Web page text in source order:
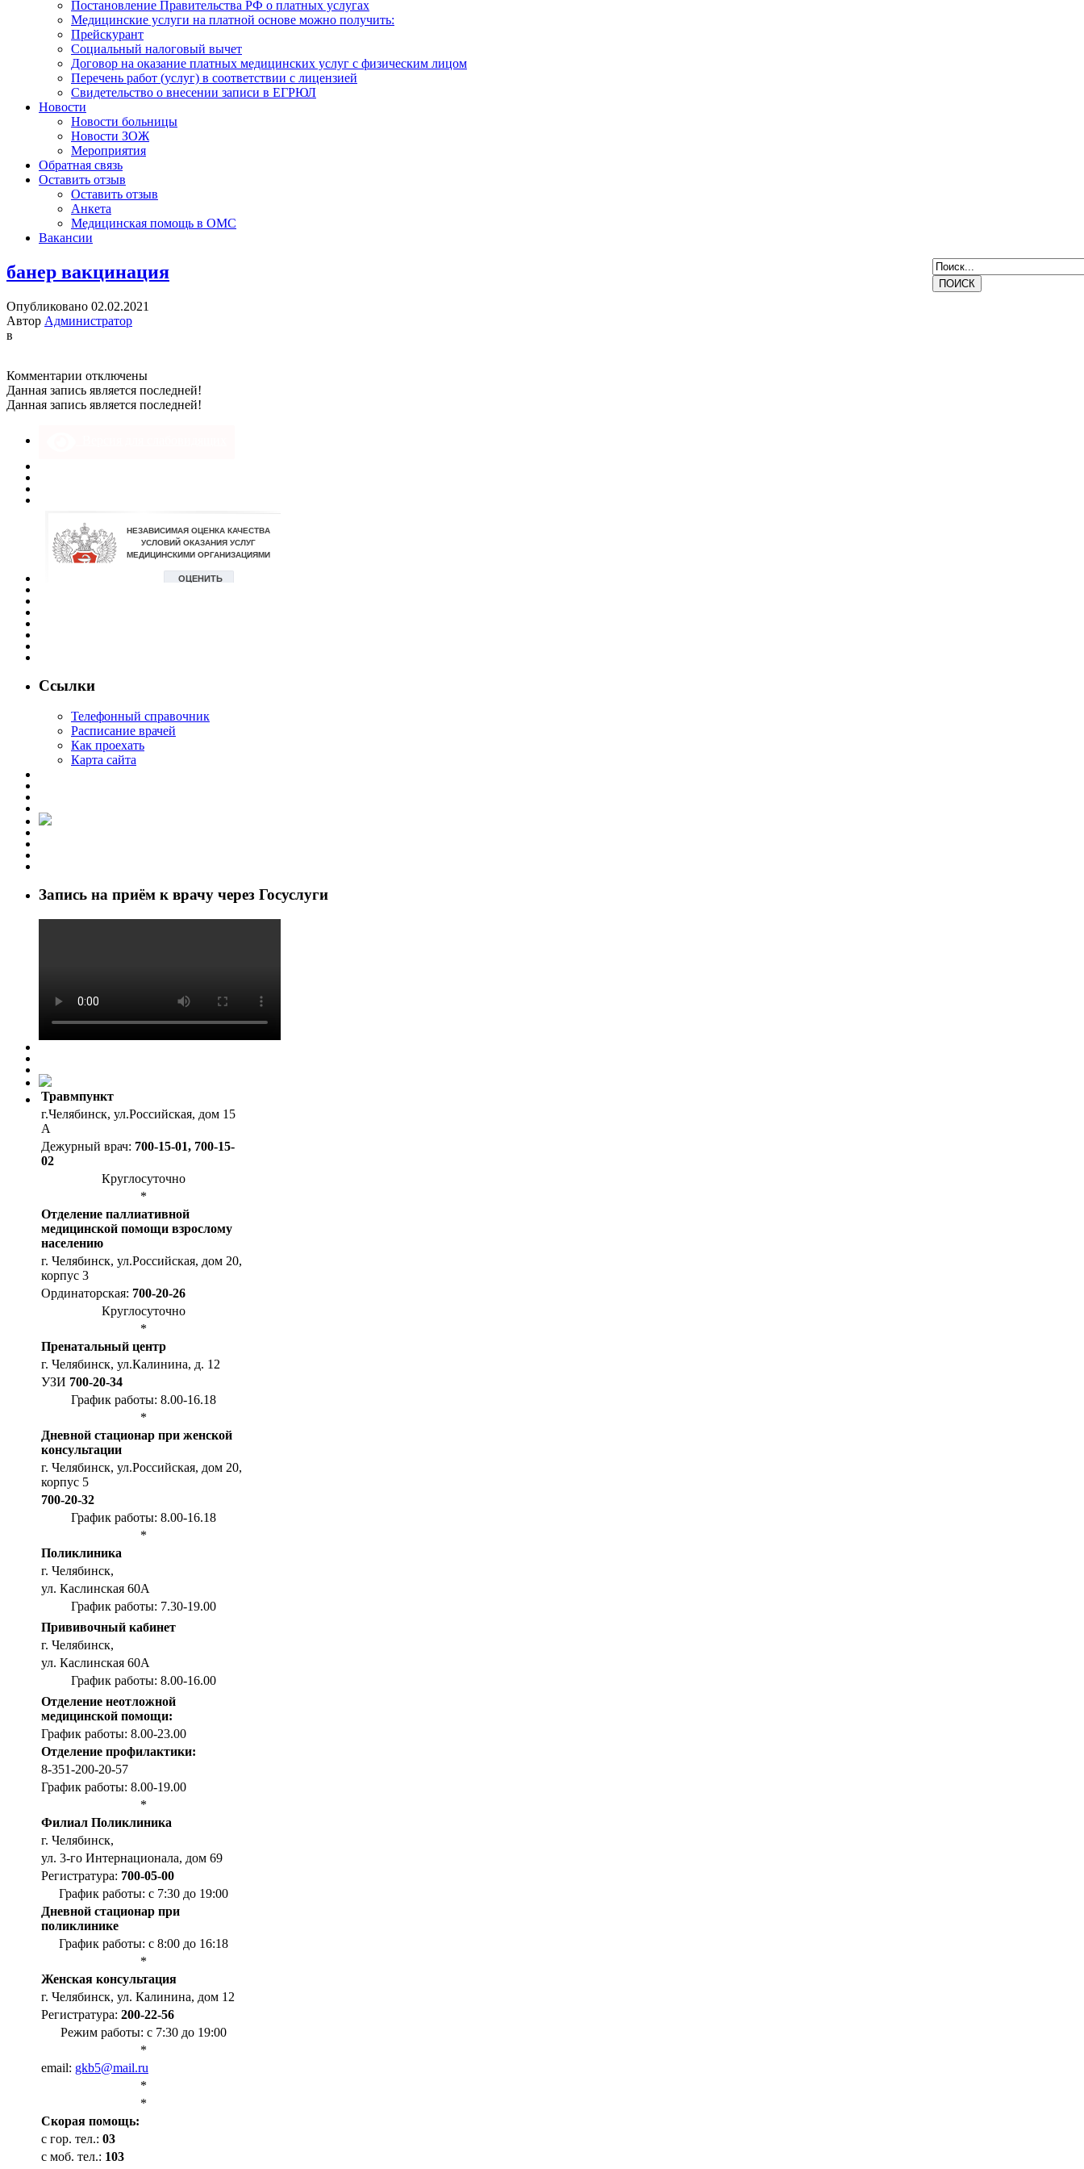
Постановление Правительства РФ о платных услугах
Медицинские услуги на платной основе можно получить:
Прейскурант
Социальный налоговый вычет
Договор на оказание платных медицинских услуг с физическим лицом
Перечень работ (услуг) в соответствии с лицензией
Свидетельство о внесении записи в ЕГРЮЛ
Новости
Новости больницы
Новости ЗОЖ
Мероприятия
Обратная связь
Оставить отзыв
Оставить отзыв
Анкета
Медицинская помощь в ОМС
Вакансии
банер вакцинация
Опубликовано 02.02.2021
Автор Администратор
в
Комментарии к
записи
банер
отключены
Данная запись является последней!
Данная запись является последней!
Ссылки
Телефонный справочник
Расписание врачей
Как проехать
Карта сайта
Запись на приём к врачу через Госуслуги
Травмпункт
г.Челябинск, ул.Российская, дом 15
А
Дежурный врач: 700-15-01, 700-15-
02
Круглосуточно
*
Отделение паллиативной
медицинской помощи взрослому
населению
г. Челябинск, ул.Российская, дом 20,
корпус 3
Ординаторская: 700-20-26
Круглосуточно
*
Пренатальный центр
г. Челябинск, ул.Калинина, д. 12
УЗИ 700-20-34
График работы: 8.00-16.18
*
Дневной стационар при женской
консультации
г. Челябинск, ул.Российская, дом 20,
корпус 5
700-20-32
График работы: 8.00-16.18
*
Поликлиника
г. Челябинск,
ул. Каслинская 60А
График работы: 7.30-19.00
Прививочный кабинет
г. Челябинск,
ул. Каслинская 60А
График работы: 8.00-16.00
Отделение неотложной
медицинской помощи:
График работы: 8.00-23.00
Отделение профилактики:
8-351-200-20-57
График работы: 8.00-19.00
*
Филиал Поликлиника
г. Челябинск,
ул. 3-го Интернационала, дом 69
Регистратура: 700-05-00
График работы: с 7:30 до 19:00
Дневной стационар при
поликлинике
График работы: с 8:00 до 16:18
*
Женская консультация
г. Челябинск, ул. Калинина, дом 12
Регистратура: 200-22-56
Режим работы: с 7:30 до 19:00
*
email: gkb5@mail.ru
*
*
Cкорая помощь:
с гор. тел.: 03
с моб. тел.: 103